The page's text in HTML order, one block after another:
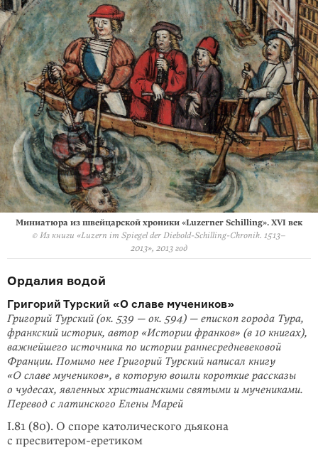
Миниатюра из швейцарской хроники «Luzerner Schilling». XVI век
© Из книги «Luzern im Spiegel der Diebold-Schilling-Chronik. 1513–
2013», 2013 год
Ордалия водой
Григорий Турский «О славе мучеников»
Григорий Турский (ок. 539 — ок. 594) — епископ города Тура,
франкский историк, автор «Истории франков» (в 10 книгах),
важнейшего источника по истории раннесредневековой
Франции. Помимо нее Григорий Турский написал книгу
«О славе мучеников», в которую вошли короткие рассказы
о чудесах, явленных христианскими святыми и мучениками.
Перевод с латинского Елены Марей
I.81 (80). О споре католического дьякона
с пресвитером-еретиком